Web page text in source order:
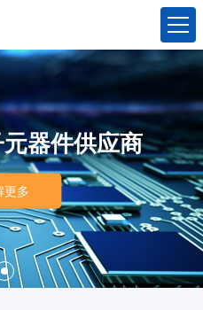
器件供应商
更多